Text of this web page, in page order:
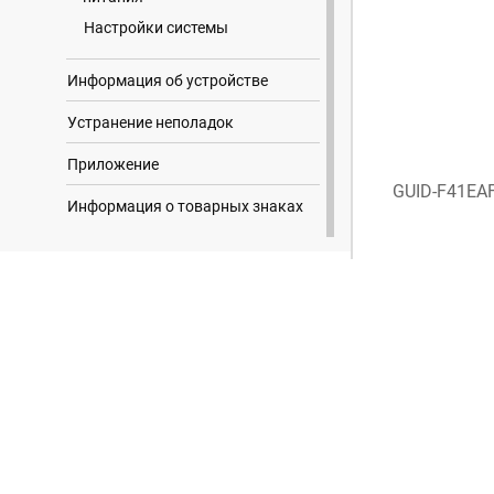
Настройки системы
Информация об устройстве
Устранение неполадок
Приложение
Информация о товарных знаках
GUID-